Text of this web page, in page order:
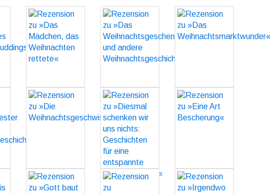
Rezension zu
»Das
Mädchen, das
Weihnachten
rettete«
Rezension zu
»Das
Weihnachtsgeschenk
und andere
Weihnachtsgeschichten«
Rezension zu
»Das
Weihnachtsmarktwunder«
Rezension zu
»Die
Rezension zu
»Diesmal
schenken wir
uns nichts:
Geschichten
für eine
entspannte
Weihnachtszeit«
Rezension zu
»Eine Art
Bescherung«
Rezension zu
»Gott baut
Rezension zu
»Herzfaden:
Rezension zu
»Irgendwo ist